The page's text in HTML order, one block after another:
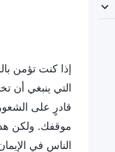
الغايات والعواقب
إذا كنت تؤمن
التي ينبغي أن
قادرٍ على
موقفك. ولكن
الناس في